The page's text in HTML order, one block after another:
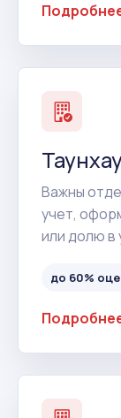
Важны
учет,
или долю в
до 60%